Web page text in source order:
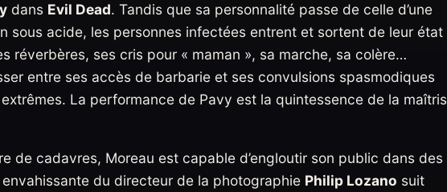
dans Evil Dead. Tandis que sa personnalité passe de celle d’une
sous acide, les personnes infectées entrent et sortent de leur état
réverbères, ses cris pour « maman », sa marche, sa colère…
entre ses accès de barbarie et ses convulsions spasmodiques
La performance de Pavy est la quintessence de la
de cadavres, Moreau est capable d’engloutir son public dans des
du directeur de la photographie Philip Lozano suit